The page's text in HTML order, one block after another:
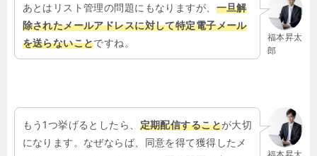
福本昇太
郎
あとはリスト管理の問題にもなりますが、 一旦解
除されたメールアドレスに対して特定電子メール
を送らないことですね。
もう 1つ挙げるとしたら、 定期配信することが大切
になります。なぜならば、同意を得て獲得したメ